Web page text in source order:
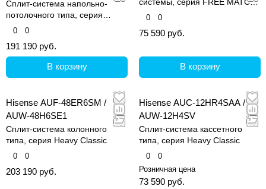
Сплит-система напольно-
потолочного типа, серия
Heavy Classic
0 0
191 190 руб.
В корзину
DC Inverter R32
0 0
75 590 руб.
В корзину
Hisense AUF-48ER6SM /
AUW-48H6SE1
Сплит-система колонного
типа, серия Heavy Classic
0 0
203 190 руб.
Hisense AUC-12HR4SAA /
AUW-12H4SV
Сплит-система кассетного
типа, серия Heavy Classic
0
0
Розничная цена
73 590 руб.